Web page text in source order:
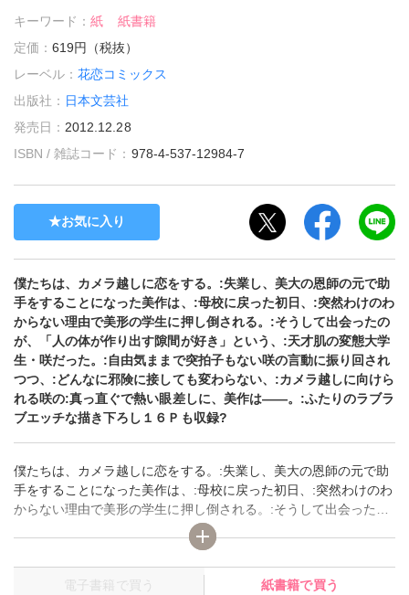
キーワード：紙
紙書籍
定価：619円（税抜）
レーベル：花恋コミックス
出版社： 日本文芸社
発売日： 2012.12.28
ISBN / 雑誌コード： 978-4-537-12984-7
お気に入り
僕たちは、カメラ越しに恋をする。:失業し、美大の恩師の元で助
手をすることになった美作は、:母校に戻った初日、:突然わけのわ
からない理由で美形の学生に押し倒される。:そうして出会ったの
が、「人の体が作り出す隙間が好き」という、:天才肌の変態大学
生・咲だった。:自由気ままで突拍子もない咲の言動に振り回され
つつ、:どんなに邪険に接しても変わらない、:カメラ越しに向けら
れる咲の:真っ直ぐで熱い眼差しに、美作は――。:ふたりのラブラ
ブエッチな描き下ろし１６Ｐも収録?
僕たちは、カメラ越しに恋をする。:失業し、美大の恩師の元で助
手をすることになった美作は、:母校に戻った初日、:突然わけのわ
からない理由で美形の学生に押し倒される。:そうして出会ったの
が、「人の体が作り出す隙間が好き」という、:天才肌の変態大学
生・咲だった。:自由気ままで突拍子もない咲の言動に振り回され
つつ、:どんなに邪険に接しても変わらない、:カメラ越しに向けら
れる咲の:真っ直ぐで熱い眼差しに、美作は――。:ふたりのラブラ
電子書籍で買う 紙書籍で買う